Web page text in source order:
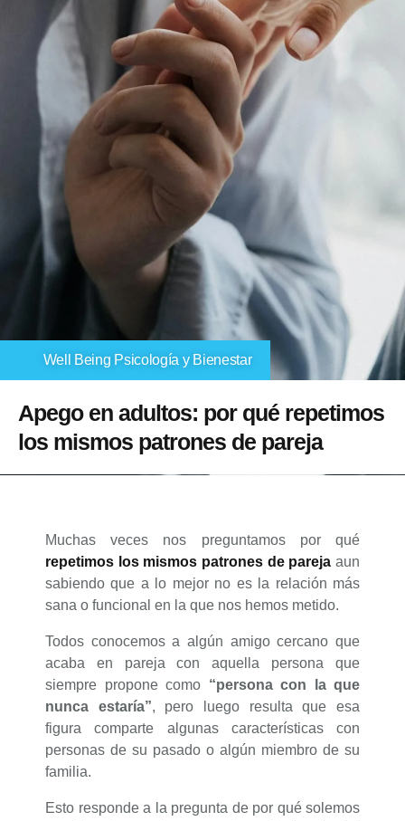
Well Being Psicología y Bienestar
Apego en adultos: por qué repetimos
los mismos patrones de pareja
Muchas veces nos preguntamos por qué
repetimos los mismos patrones de pareja aun
sabiendo que a lo mejor no es la relación más
sana o funcional en la que nos hemos metido.
Todos conocemos a algún amigo cercano que
acaba en pareja con aquella persona que
siempre propone como “persona con la que
nunca estaría”, pero luego resulta que esa
figura comparte algunas características con
personas de su pasado o algún miembro de su
familia.
Esto responde a la pregunta de por qué solemos